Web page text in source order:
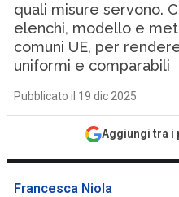
quali misure servono.
elenchi, modello e
comuni UE, per
uniformi e comparabili
Pubblicato il 19 dic 2025
Aggiungi tra i
Francesca Niola